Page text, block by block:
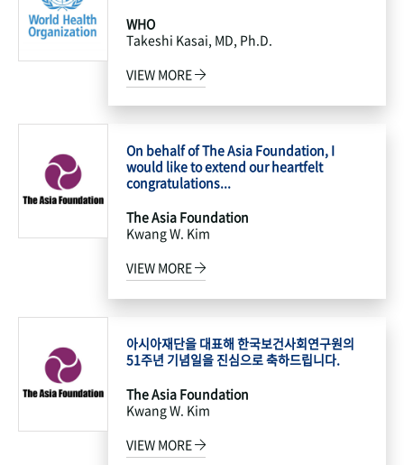
WHO
Takeshi Kasai, MD, Ph.D.
VIEW MORE
On behalf of The Asia Foundation, I
would like to extend our heartfelt
congratulations...
The Asia Foundation
Kwang W. Kim
VIEW MORE
아시아재단을 대표해 한국보건사회연구원의
51주년 기념일을 진심으로 축하드립니다.
The Asia Foundation
Kwang W. Kim
VIEW MORE